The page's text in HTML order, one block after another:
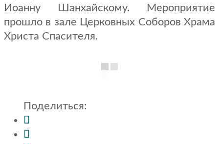
Иоанну Шанхайскому. Мероприятие
прошло в зале Церковных Соборов Храма
Христа Спасителя.
Поделиться: